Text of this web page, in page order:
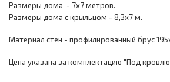
Размеры дома - 7х7 метров.
Размеры дома с крыльцом - 8,3х7 м.
Материал стен - профилированный брус
Цена указана за комплектацию "Под